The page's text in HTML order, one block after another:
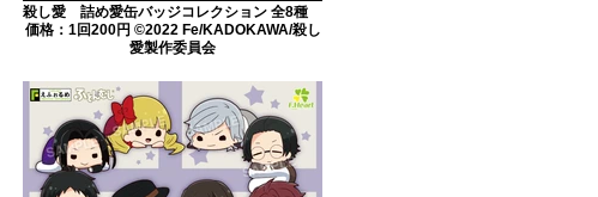
殺し愛 詰め愛缶バッジコレクション 全8種
価格：1回200円 ©2022 Fe/KADOKAWA/殺し
愛製作委員会